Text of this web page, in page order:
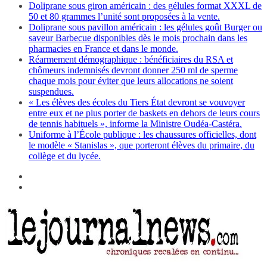
Doliprane sous giron américain : des gélules format XXXL de
50 et 80 grammes l’unité sont proposées à la vente.
Doliprane sous pavillon américain : les gélules goût Burger ou
saveur Barbecue disponibles dès le mois prochain dans les
pharmacies en France et dans le monde.
Réarmement démographique : bénéficiaires du RSA et
chômeurs indemnisés devront donner 250 ml de sperme
chaque mois pour éviter que leurs allocations ne soient
suspendues.
« Les élèves des écoles du Tiers État devront se vouvoyer
entre eux et ne plus porter de baskets en dehors de leurs cours
de tennis habituels », informe la Ministre Oudéa-Castéra.
Uniforme à l’École publique : les chaussures officielles, dont
le modèle « Stanislas », que porteront élèves du primaire, du
collège et du lycée.